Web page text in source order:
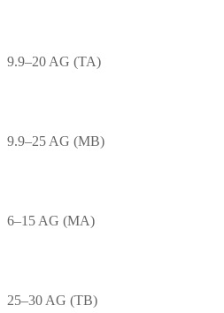
9.9–20 AG (TA)
9.9–25 AG (MB)
6–15 AG (MA)
25–30 AG (TB)